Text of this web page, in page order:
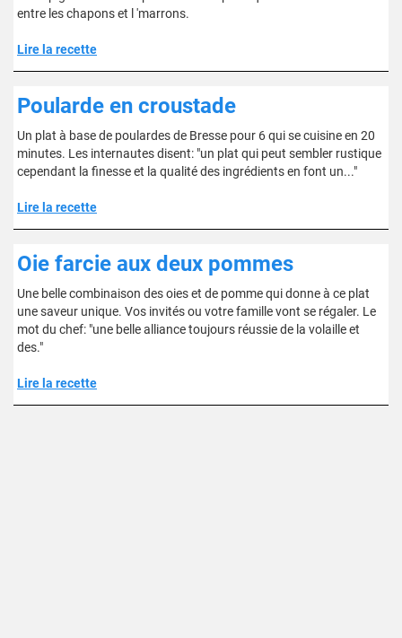
entre les chapons et l 'marrons.
Lire la recette
Poularde en croustade
Un plat à base de poulardes de Bresse pour 6 qui se cuisine en 20
minutes. Les internautes disent: "un plat qui peut sembler rustique
cependant la finesse et la qualité des ingrédients en font un..."
Lire la recette
Oie farcie aux deux pommes
Une belle combinaison des oies et de pomme qui donne à ce plat
une saveur unique. Vos invités ou votre famille vont se régaler. Le
mot du chef: "une belle alliance toujours réussie de la volaille et
des."
Lire la recette